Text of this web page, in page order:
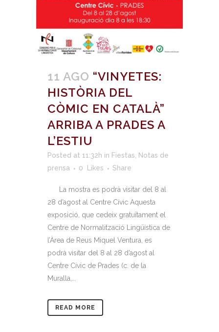
11 AGO “VINYETES:
HISTÒRIA DEL
CÒMIC EN CATALÀ”
ARRIBA A PRADES A
L’ESTIU
Posted at 11:32h in Fiestas, Notas de
prensa
0 Likes Share
La mostra es podrà visitar del 8 al
28 d’agost al Centre Cívic Aquesta
exposició, que cedeix gratuïtament el
Centre de Normalització Lingüística de
l’Àrea de Reus Miquel Ventura, es
podrà visitar del 8 al 28 d’agost al
Centre Cívic de Prades (c. de la
Muralla,...
READ MORE